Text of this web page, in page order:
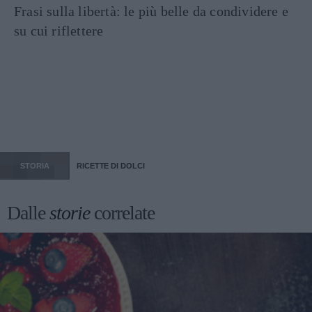
Frasi sulla libertà: le più belle da condividere e
su cui riflettere
STORIA RICETTE DI DOLCI
Dallestoriecorrelate